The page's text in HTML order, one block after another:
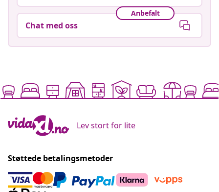
Anbefalt
Chat med oss
Lev stort for lite
Støttede betalingsmetoder